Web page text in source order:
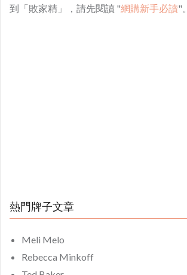
到「敗家精」，請先閱讀 "網購新手必讀"。
熱門牌子文章
Meli Melo
Rebecca Minkoff